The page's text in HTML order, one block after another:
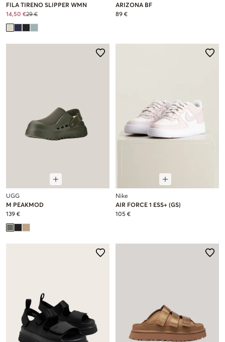
FILA TIRENO SLIPPER WMN
14,50 €29 €
ARIZONA BF
89 €
UGG
M PEAKMOD
139 €
Nike
AIR FORCE 1 ESS+ (GS)
105 €